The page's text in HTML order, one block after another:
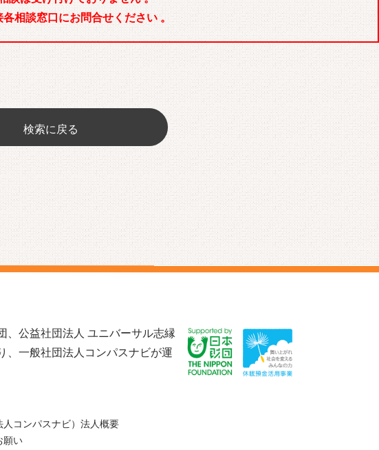
相談窓口にお問合せください 。
検索に戻る
、公益社団法人 ユニバーサル志縁
、一般社団法人コンパスナビが運
コンパスナビ）法人概要
願い